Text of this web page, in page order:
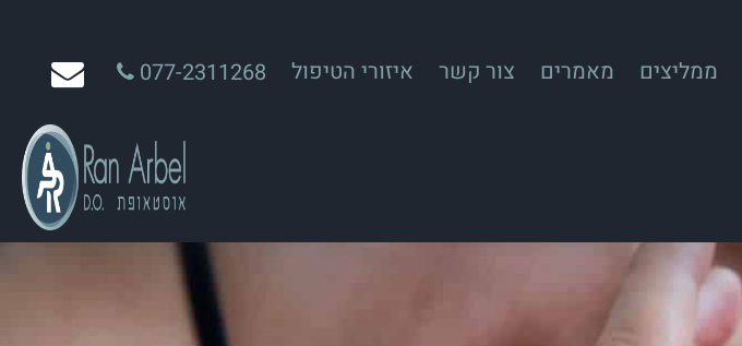
ממליצים מאמרים צור קשר איזורי הטיפול 077-2311268